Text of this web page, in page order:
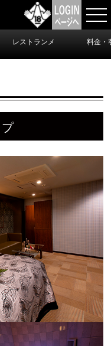
レストランメ
ニュー
料金・
報